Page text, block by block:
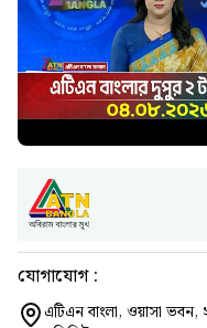
যোগাযোগ :
এটিএন বাংলা, ওয়াসা